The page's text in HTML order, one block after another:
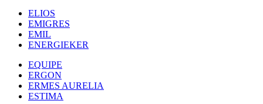
ELIOS
EMIGRES
EMIL
ENERGIEKER
EQUIPE
ERGON
ERMES AURELIA
ESTIMA